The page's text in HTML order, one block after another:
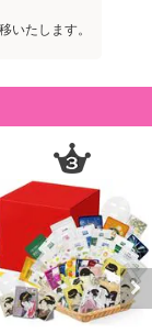
いたします。
Next